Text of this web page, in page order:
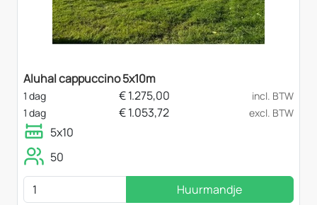
Aluhal cappuccino 5x10m
1 dag €1.275,00
incl. BTW
1 dag
€1.053,72 excl. BTW
5x10
50
Huurmandje